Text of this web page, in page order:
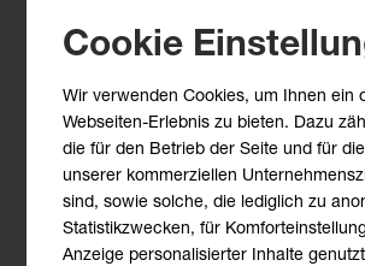
Lindenthaler, MMag.
Yilmaz
Der Anlagenbauvertrag
Mögliche Vertragskonstellationen
Fallstricke und wichtige Klauseln in
Anlagenbauverträgen
Cookie
Wir verwenden Cookies, um Ihnen ein
Webseiten-Erlebnis zu bieten. Dazu
die für den Betrieb der Seite und für
unserer kommerziellen
sind, sowie solche, die lediglich zu
Statistikzwecken, für
Anzeige personalisierter Inhalte